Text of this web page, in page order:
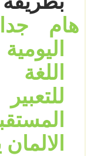
هام جدا
اللغة